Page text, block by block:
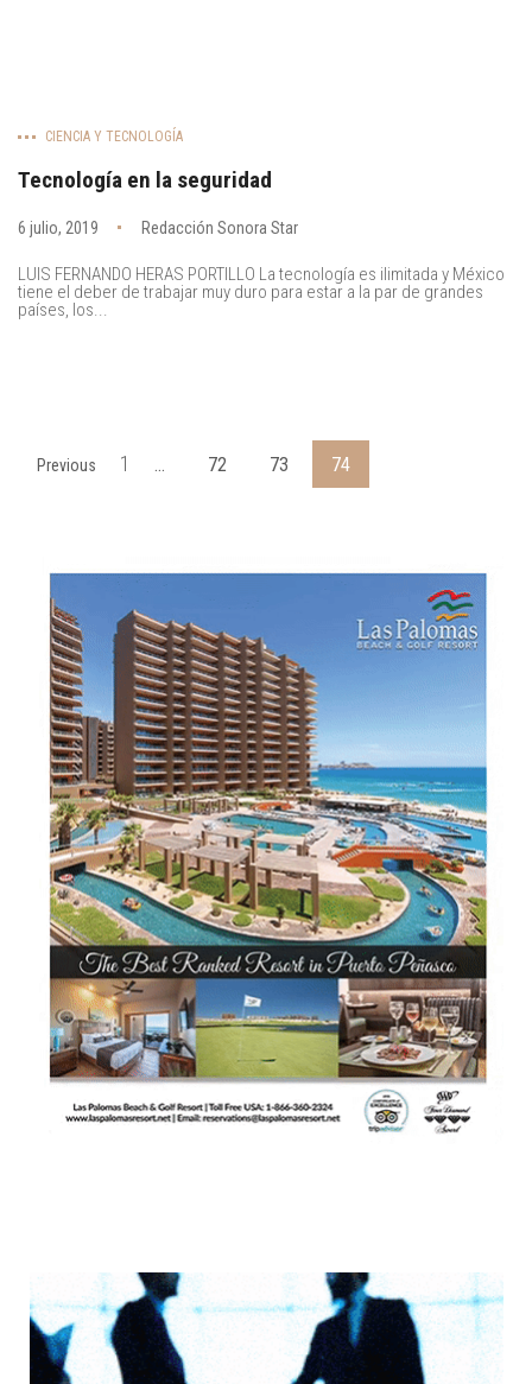
CIENCIA Y TECNOLOGÍA
Tecnología en la seguridad
6 julio, 2019 Redacción Sonora Star
LUIS FERNANDO HERAS PORTILLO La tecnología es ilimitada y México
tiene el deber de trabajar muy duro para estar a la par de grandes
países, los...
Previous 1 … 72 73 74